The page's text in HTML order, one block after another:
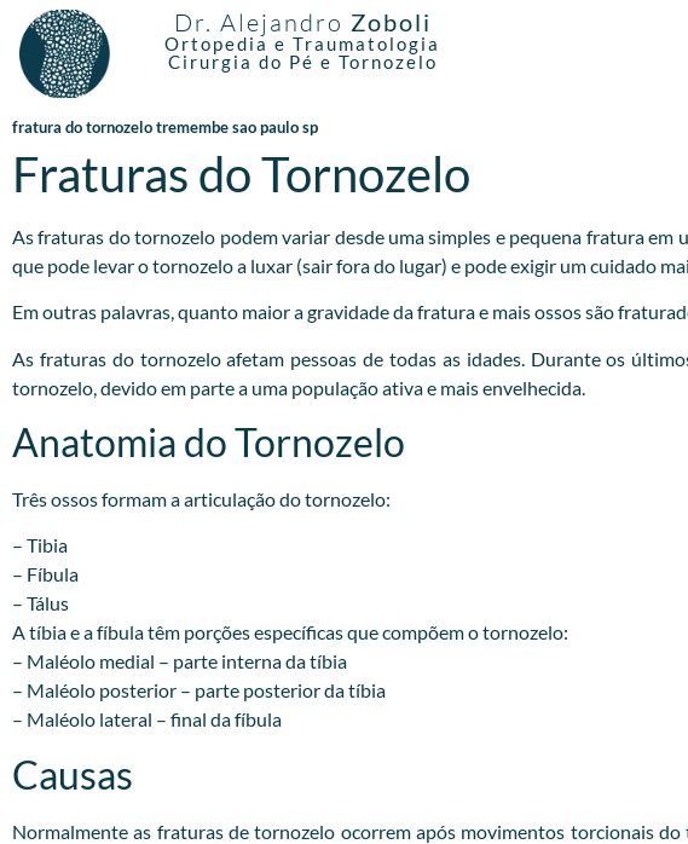
Dr. Alejandro Zoboli
Ortopedia e Traumatologia
Cirurgia do Pé e Tornozelo
fratura do tornozelo tremembe sao paulo sp
Fraturas do Tornozelo
As fraturas do tornozelo podem variar desde uma simples e pequena fratura
que pode levar o tornozelo a luxar (sair fora do lugar) e pode exigir um cuidado
Em outras palavras, quanto maior a gravidade da fratura e mais ossos são
As fraturas do tornozelo afetam pessoas de todas as idades. Durante os
tornozelo, devido em parte a uma população ativa e mais envelhecida.
Anatomia do Tornozelo
Três ossos formam a articulação do tornozelo:
– Tibia
– Fíbula
– Tálus
A tíbia e a fíbula têm porções específicas que compõem o tornozelo:
– Maléolo medial – parte interna da tíbia
– Maléolo posterior – parte posterior da tíbia
– Maléolo lateral – final da fíbula
Causas
Normalmente as fraturas de tornozelo ocorrem após movimentos torcionais